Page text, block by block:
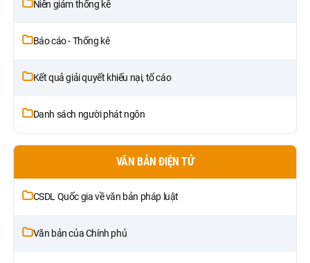
Niên giám thống kê
Báo cáo - Thống kê
Kết quả giải quyết khiếu nại, tố cáo
Danh sách người phát ngôn
VĂN BẢN ĐIỆN TỬ
CSDL Quốc gia về văn bản pháp luật
Văn bản của Chính phủ